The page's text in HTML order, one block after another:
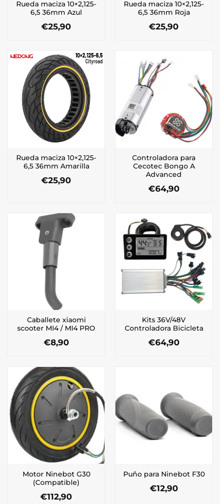
Rueda maciza 10×2,125-
6,5 36mm Azul
€25,90
Rueda maciza 10×2,125-
6,5 36mm Roja
€25,90
Rueda maciza 10×2,125-
6,5 36mm Amarilla
€25,90
Controladora para
Cecotec Bongo A
Advanced
€64,90
Caballete xiaomi
scooter MI4 / MI4 PRO
€8,90
Kits 36V/48V
Controladora Bicicleta
€64,90
Motor Ninebot G30
(Compatible)
€112,90
Puño para Ninebot F30
€12,90